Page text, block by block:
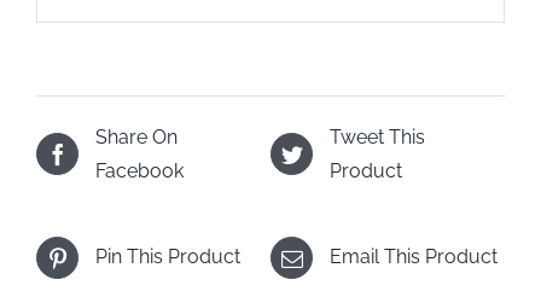
Share On
Facebook
Tweet This
Product
Pin This Product Email This Product